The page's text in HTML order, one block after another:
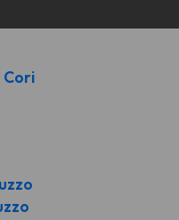
Cori